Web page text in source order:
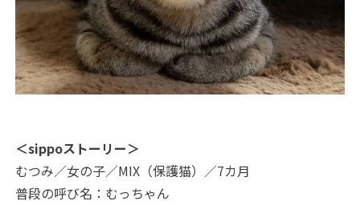
＜sippoストーリー＞
むつみ／女の子／MIX（保護猫）／7カ月
普段の呼び名：むっちゃん